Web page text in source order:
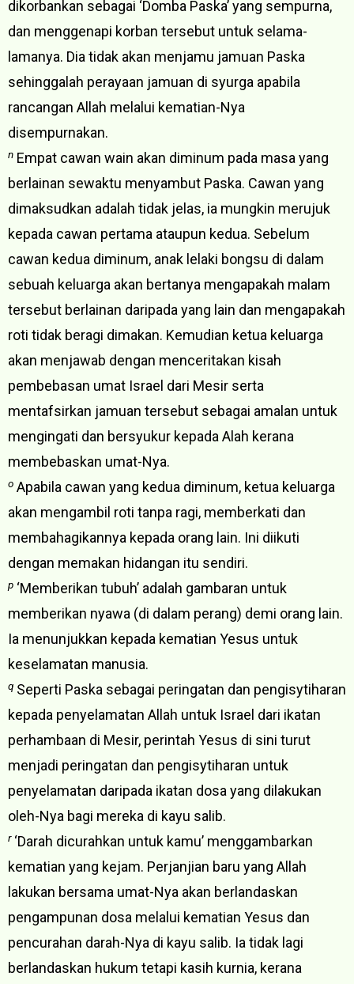
dikorbankan sebagai ‘Domba Paska’ yang sempurna,
dan menggenapi korban tersebut untuk selama-
lamanya. Dia tidak akan menjamu jamuan Paska
sehinggalah perayaan jamuan di syurga apabila
rancangan Allah melalui kematian-Nya
disempurnakan.
n Empat cawan wain akan diminum pada masa yang
berlainan sewaktu menyambut Paska. Cawan yang
dimaksudkan adalah tidak jelas, ia mungkin merujuk
kepada cawan pertama ataupun kedua. Sebelum
cawan kedua diminum, anak lelaki bongsu di dalam
sebuah keluarga akan bertanya mengapakah malam
tersebut berlainan daripada yang lain dan mengapakah
roti tidak beragi dimakan. Kemudian ketua keluarga
akan menjawab dengan menceritakan kisah
pembebasan umat Israel dari Mesir serta
mentafsirkan jamuan tersebut sebagai amalan untuk
mengingati dan bersyukur kepada Alah kerana
membebaskan umat-Nya.
o Apabila cawan yang kedua diminum, ketua keluarga
akan mengambil roti tanpa ragi, memberkati dan
membahagikannya kepada orang lain. Ini diikuti
dengan memakan hidangan itu sendiri.
p ‘Memberikan tubuh’ adalah gambaran untuk
memberikan nyawa (di dalam perang) demi orang lain.
Ia menunjukkan kepada kematian Yesus untuk
keselamatan manusia.
q Seperti Paska sebagai peringatan dan pengisytiharan
kepada penyelamatan Allah untuk Israel dari ikatan
perhambaan di Mesir, perintah Yesus di sini turut
menjadi peringatan dan pengisytiharan untuk
penyelamatan daripada ikatan dosa yang dilakukan
oleh-Nya bagi mereka di kayu salib.
r‘Darah dicurahkan untuk kamu’ menggambarkan
kematian yang kejam. Perjanjian baru yang Allah
lakukan bersama umat-Nya akan berlandaskan
pengampunan dosa melalui kematian Yesus dan
pencurahan darah-Nya di kayu salib. Ia tidak lagi
berlandaskan hukum tetapi kasih kurnia, kerana